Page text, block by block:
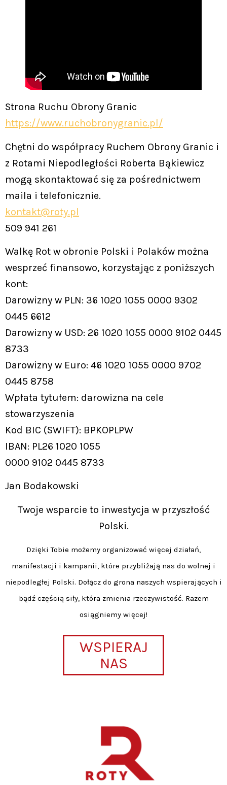
Strona Ruchu Obrony Granic
https://www.ruchobronygranic.pl/
Chętni do współpracy Ruchem Obrony Granic i
z Rotami Niepodległości Roberta Bąkiewicz
mogą skontaktować się za pośrednictwem
maila i telefonicznie.
kontakt@roty.pl
509 941 261
Walkę Rot w obronie Polski i Polaków można
wesprzeć finansowo, korzystając z poniższych
kont:
Darowizny w PLN: 36 1020 1055 0000 9302
0445 6612
Darowizny w USD: 26 1020 1055 0000 9102 0445
8733
Darowizny w Euro: 46 1020 1055 0000 9702
0445 8758
Wpłata tytułem: darowizna na cele
stowarzyszenia
Kod BIC (SWIFT): BPKOPLPW
IBAN: PL26 1020 1055
0000 9102 0445 8733
Jan Bodakowski
Twoje wsparcie to inwestycja w przyszłość
Polski.
Dzięki Tobie możemy organizować więcej działań,
manifestacji i kampanii, które przybliżają nas do wolnej i
niepodległej Polski. Dołącz do grona naszych wspierających i
bądź częścią siły, która zmienia rzeczywistość. Razem
osiągniemy więcej!
WSPIERAJ
NAS